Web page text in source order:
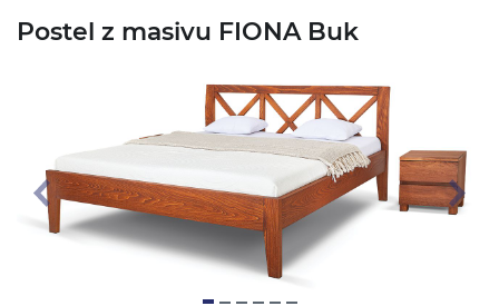
Postel z masivu FIONA Buk